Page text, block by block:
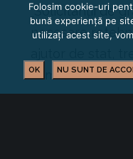
Solicitanții de
necesare
ajutor de stat,
cumulativ
Folosim cookie-uri
bună experiență pe
utilizați acest site,
OK NU SUNT DE